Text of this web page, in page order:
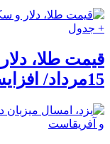
قیمت طلا،
15مرداد/ افزایش قیمت ها + جدول